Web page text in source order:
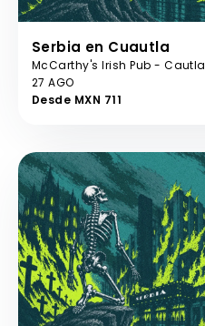
Serbia en Cuautla
McCarthy's Irish Pub - Cautla
27 AGO
Desde MXN 711